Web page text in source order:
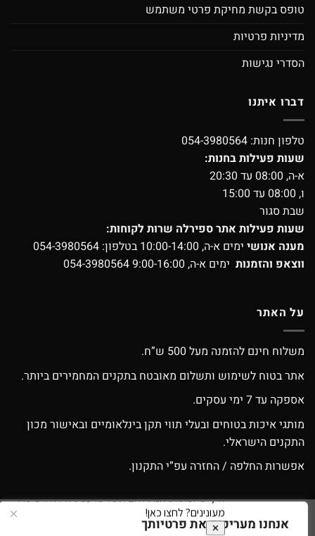
אנחנו מעריכים את פרטיותך
טופס בקשת מחיקת פרטי משתמש
מדיניות פרטיות
הסדרי נגישות
דברו איתנו
טלפון חנות:054-3980564
שעות פעילות בחנות:
א-ה, 08:00 עד 20:30
ו, 08:00 עד 15:00
שבת סגור
שעות פעילות אתר ספירלה שרות לקוחות:
מענה אנושיימים א-ה, 10:00-14:00 בטלפון:
054-3980564
ווצאפ והזמנותימים א-ה, 9:00-16:00 054-3980564
על האתר
משלוח חינם להזמנה מעל 500 ש”ח.
אתר בטוח לשימוש ותשלום מאובטח בתקנים המחמירים ביותר.
אספקה עד 7 ימי עסקים.
מותגי איכות בטוחים ובעלי תווי תקן בינלאומיים ובאישור מכון
התקנים הישראלי.
אפשרות החלפה / החזרה עפ”י התקנון.
Visa
MasterCard
American